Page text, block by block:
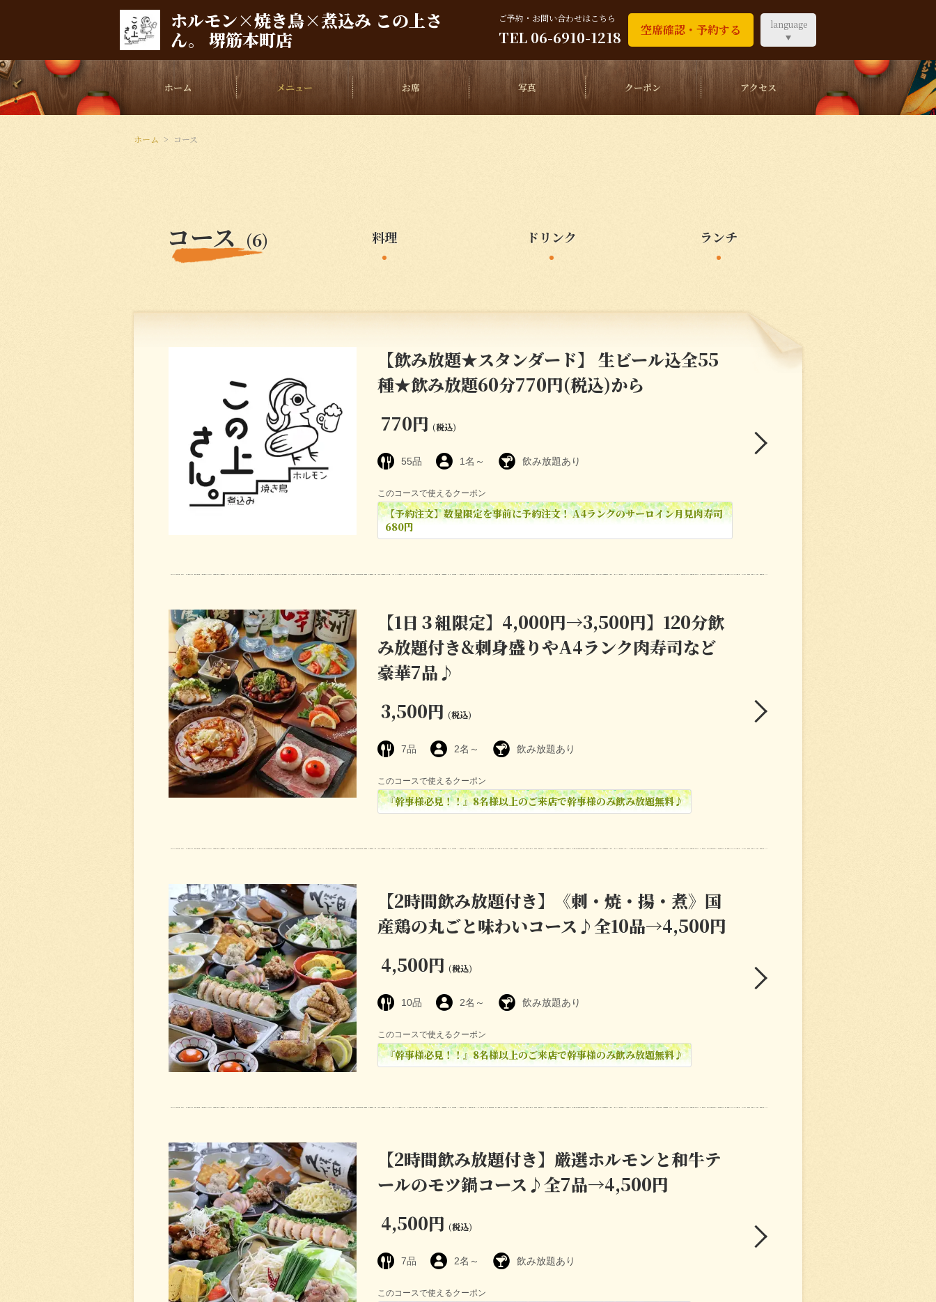
ホルモン×焼き鳥×煮込み この上さ
ん。 堺筋本町店
ご予約・お問い合わせはこちら
TEL 06-6910-1218 空席確認・予約する language
ホーム メニュー お席 写真 クーポン アクセス
ホーム コース
コース (6) 料理 ドリンク ランチ
【飲み放題★スタンダード】 生ビール込全55
種★飲み放題60分770円(税込)から
770円 (税込)
55品 1名～ 飲み放題あり
このコースで使えるクーポン
【予約注文】数量限定を事前に予約注文！ A4ランクのサーロイン月見肉寿司
680円
【1日３組限定】4,000円→3,500円】120分飲
み放題付き&刺身盛りやA4ランク肉寿司など
豪華7品♪
3,500円 (税込)
7品 2名～ 飲み放題あり
このコースで使えるクーポン
『幹事様必見！！』8名様以上のご来店で幹事様のみ飲み放題無料♪
【2時間飲み放題付き】《刺・焼・揚・煮》国
産鶏の丸ごと味わいコース♪全10品→4,500円
4,500円 (税込)
10品 2名～ 飲み放題あり
このコースで使えるクーポン
『幹事様必見！！』8名様以上のご来店で幹事様のみ飲み放題無料♪
【2時間飲み放題付き】厳選ホルモンと和牛テ
ールのモツ鍋コース♪全7品→4,500円
4,500円 (税込)
7品 2名～ 飲み放題あり
このコースで使えるクーポン